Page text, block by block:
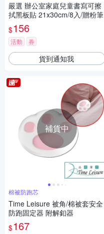
嚴選 辦公室家庭兒童書寫可擦
拭黑板貼 21x30cm/8入/贈粉筆
$156
活動 券
貨到通知我
補貨中
棉被防跑芯
Time Leisure 被角/棉被套安全
防跑固定器 附解釦器
$167